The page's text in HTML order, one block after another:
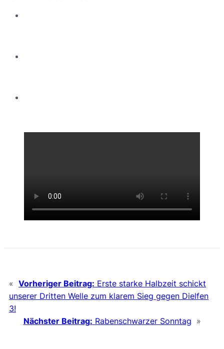
« Vorheriger Beitrag: Erste starke Halbzeit schickt
unserer Dritten Welle zum klarem Sieg gegen Dielfen
3!
Nächster Beitrag: Rabenschwarzer Sonntag »